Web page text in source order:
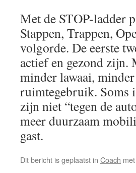
Met de STOP-ladder
Stappen, Trappen,
volgorde. De eerste
actief en gezond zijn.
minder lawaai,
ruimtegebruik. Soms
zijn niet “tegen de
meer duurzaam
gast.
Dit bericht is geplaatst in Coach